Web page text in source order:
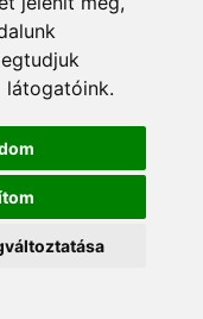
látogatóink.
és
»
Minden jog
esetekben.
történeti oldal,